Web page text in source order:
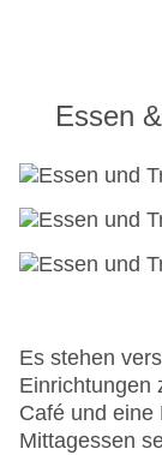
Garage:
Hotelsafe
Letzte
Lift
Anzahl der
EC
Essen
Es stehen
Einrichtungen
Café und eine
Mittagessen